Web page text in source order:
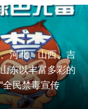
河北、山西、吉
东以丰富多彩的
全民禁毒宣传